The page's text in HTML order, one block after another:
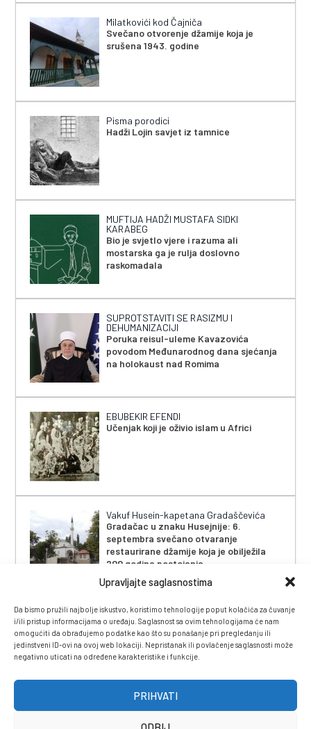
Upravljajte saglasnostima
Da bismo pružili najbolje iskustvo, koristimo tehnologije poput kolačića za čuvanje
i/ili pristup informacijama o uređaju. Saglasnost sa ovim tehnologijama će nam
omogućiti da obrađujemo podatke kao što su ponašanje pri pregledanju ili
jedinstveni ID-ovi na ovoj web lokaciji. Nepristanak ili povlačenje saglasnosti može
negativno uticati na određene karakteristike i funkcije.
PRIHVATI
Milatkovići kod Čajniča
Svečano otvorenje džamije koja je
srušena 1943. godine
Pisma porodici
Hadži Lojin savjet iz tamnice
MUFTIJA HADŽI MUSTAFA SIDKI
KARABEG
Bio je svjetlo vjere i razuma ali
mostarska ga je rulja doslovno
raskomadala
SUPROTSTAVITI SE RASIZMU I
DEHUMANIZACIJI
Poruka reisul-uleme Kavazovića
povodom Međunarodnog dana sjećanja
na holokaust nad Romima
EBUBEKIR EFENDI
Učenjak koji je oživio islam u Africi
Vakuf Husein-kapetana Gradaščevića
Gradačac u znaku Husejnije: 6.
septembra svečano otvaranje
restaurirane džamije koja je obilježila
200 godina postojanja